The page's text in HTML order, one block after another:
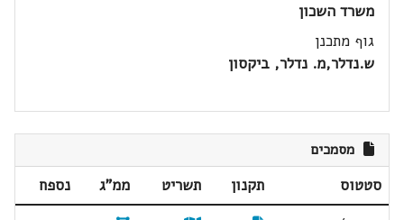
משרד השכון
גוף מתכנן
ש.נדלר,מ. נדלר, ביקסון
מסמכים
סטטוס תקנון תשריט ממ"ג
נספח